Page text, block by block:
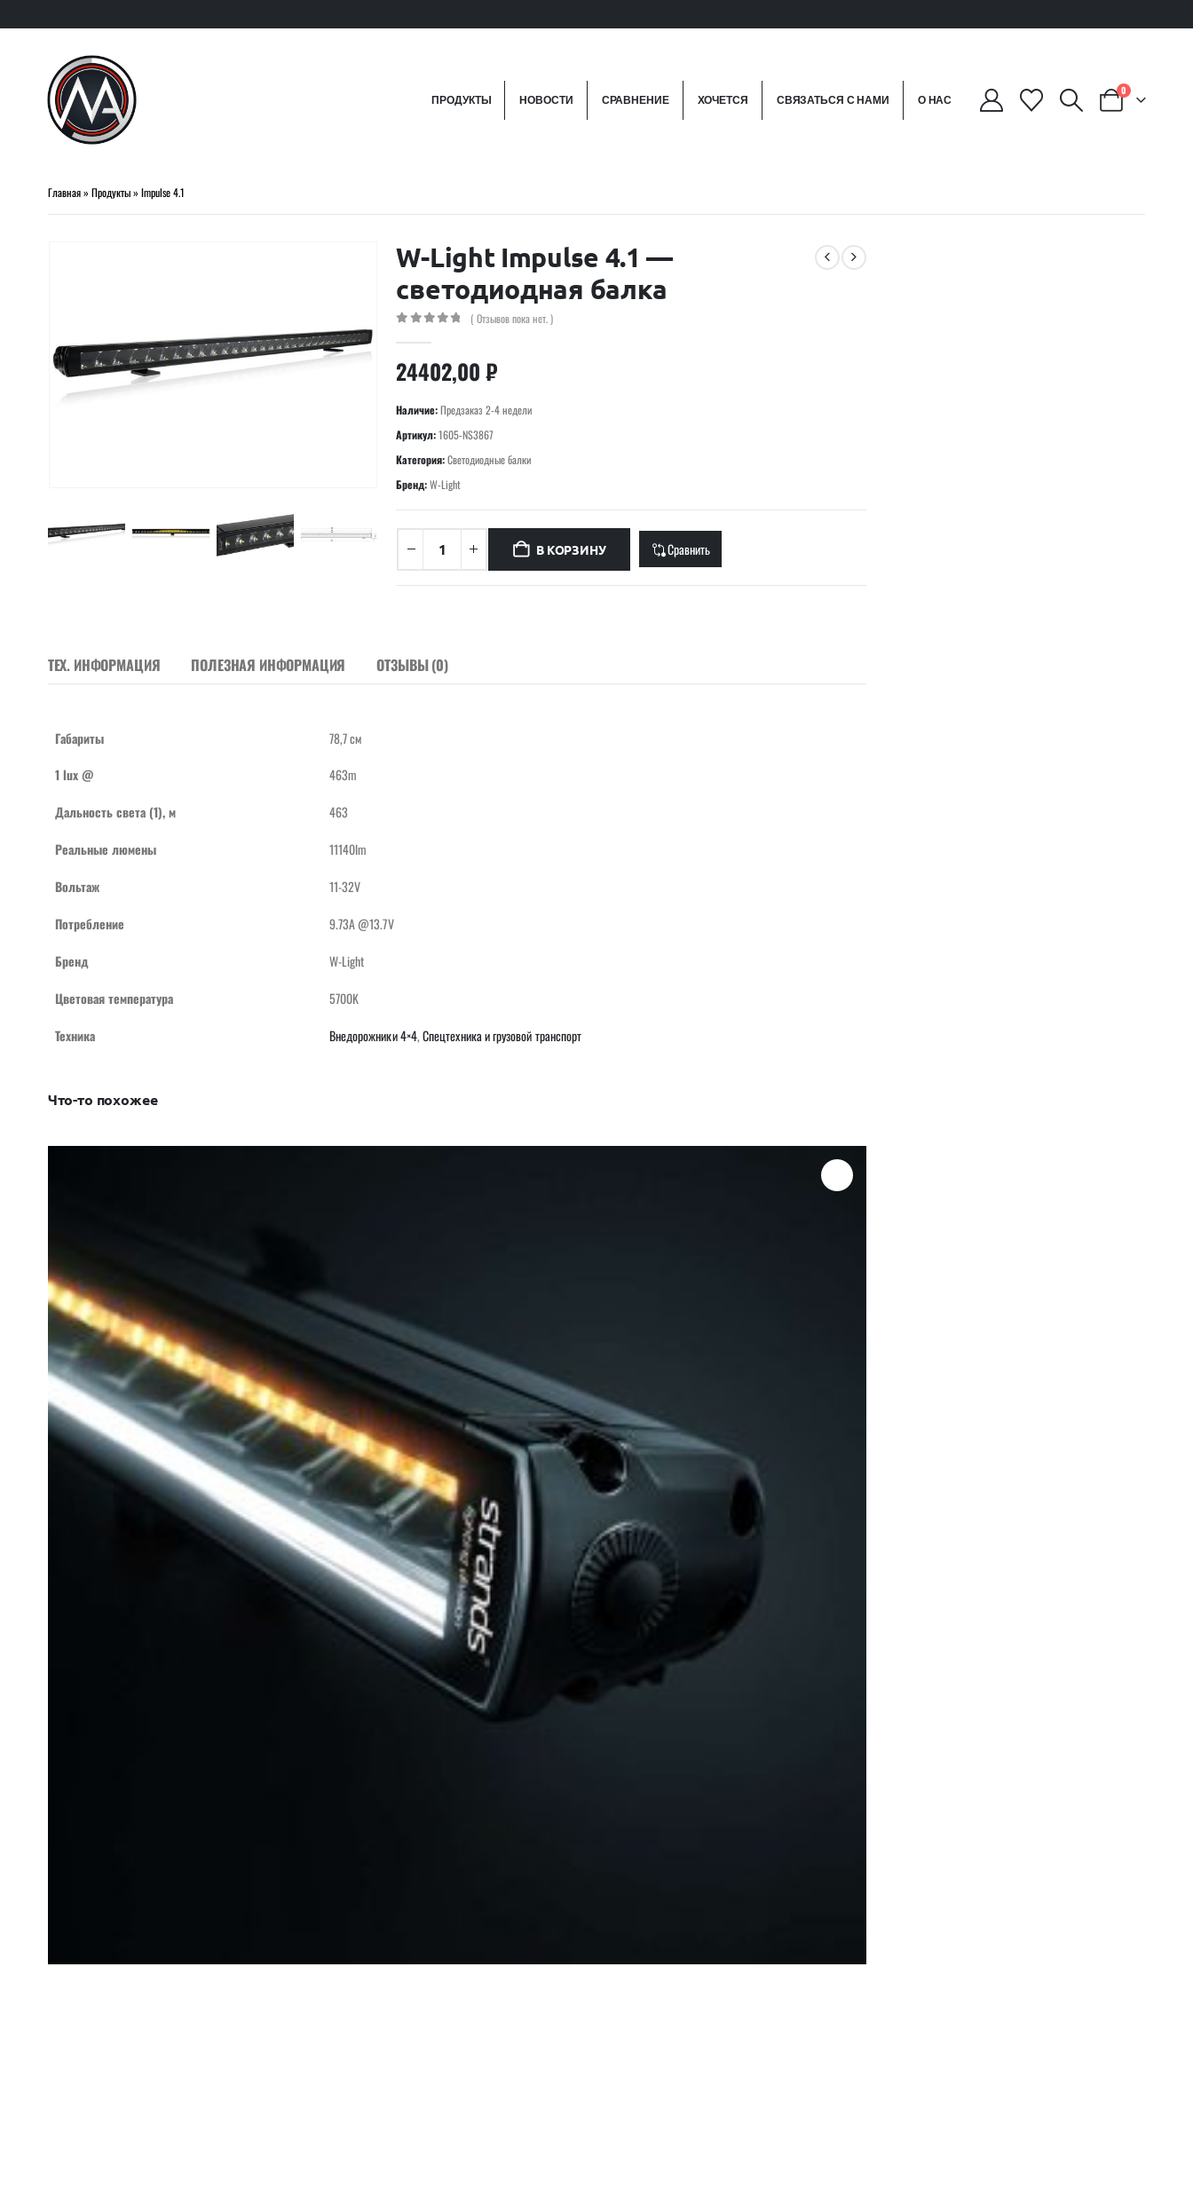
ПРОДУКТЫ НОВОСТИ СРАВНЕНИЕ ХОЧЕТСЯ СВЯЗАТЬСЯ С НАМИ О НАС
0
Главная» Продукты» Impulse 4.1
W-Light Impulse 4.1 —
светодиодная балка
( Отзывов пока нет. )
24402,00₽
Наличие:Предзаказ 2-4 недели
Артикул:1605-NS3867
Категория:Светодиодные балки
Бренд:W-Light
В КОРЗИНУ Сравнить
ТЕХ. ИНФОРМАЦИЯ ПОЛЕЗНАЯ ИНФОРМАЦИЯ ОТЗЫВЫ (0)
Габариты
78,7 см
1 lux @
463m
Дальность света (1), м
463
Реальные люмены
11140lm
Вольтаж
11-32V
Потребление
9.73A @13.7V
Бренд
W-Light
Цветовая температура
5700K
Техника
Внедорожники 4×4,Спецтехника и грузовой транспорт
Что-то похожее